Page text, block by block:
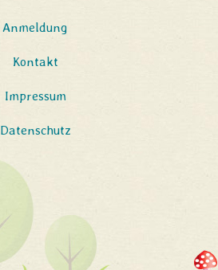
Anmeldung
Kontakt
Impressum
Datenschutz